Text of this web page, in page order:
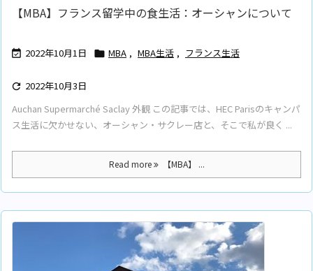
【MBA】フランス留学中の食生活：オーシャンについて
 2022年10月1日  MBA , MBA生活 , フランス生活
 2022年10月3日
Auchan Supermarché Saclay 外観 この記事では、HEC Parisのキャンパ
ス生活に欠かせない、オーシャン・サクレー店と、そこで私が良く ...
Read more 【MBA】 ...